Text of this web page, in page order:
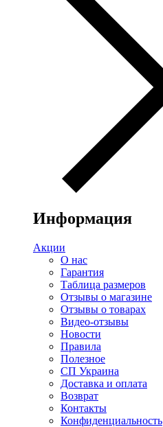
Информация
Акции
О нас
Гарантия
Таблица размеров
Отзывы о магазине
Отзывы о товарах
Видео-отзывы
Новости
Правила
Полезное
СП Украина
Доставка и оплата
Возврат
Контакты
Конфиденциальность